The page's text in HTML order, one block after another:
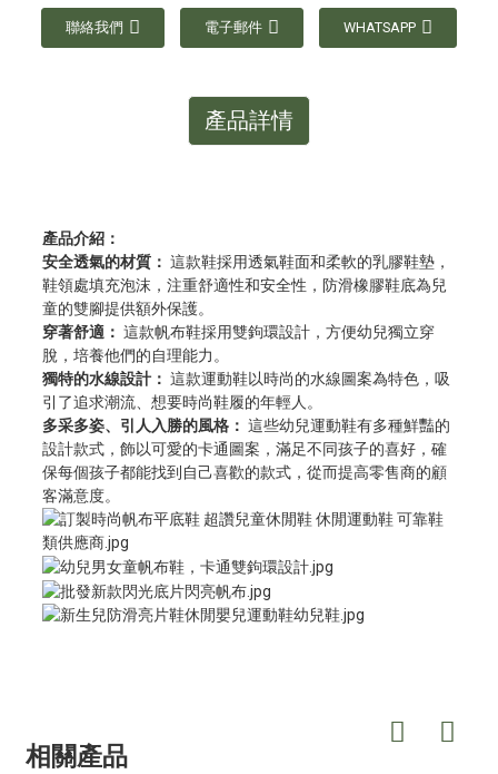
聯絡我們 電子郵件 WHATSAPP
產品詳情
產品介紹：
安全透氣的材質： 這款鞋採用透氣鞋面和柔軟的乳膠鞋墊，
鞋領處填充泡沫，注重舒適性和安全性，防滑橡膠鞋底為兒
童的雙腳提供額外保護。
穿著舒適： 這款帆布鞋採用雙鉤環設計，方便幼兒獨立穿
脫，培養他們的自理能力。
獨特的水線設計： 這款運動鞋以時尚的水線圖案為特色，吸
引了追求潮流、想要時尚鞋履的年輕人。
多采多姿、引人入勝的風格： 這些幼兒運動鞋有多種鮮豔的
設計款式，飾以可愛的卡通圖案，滿足不同孩子的喜好，確
保每個孩子都能找到自己喜歡的款式，從而提高零售商的顧
客滿意度。
相關產品